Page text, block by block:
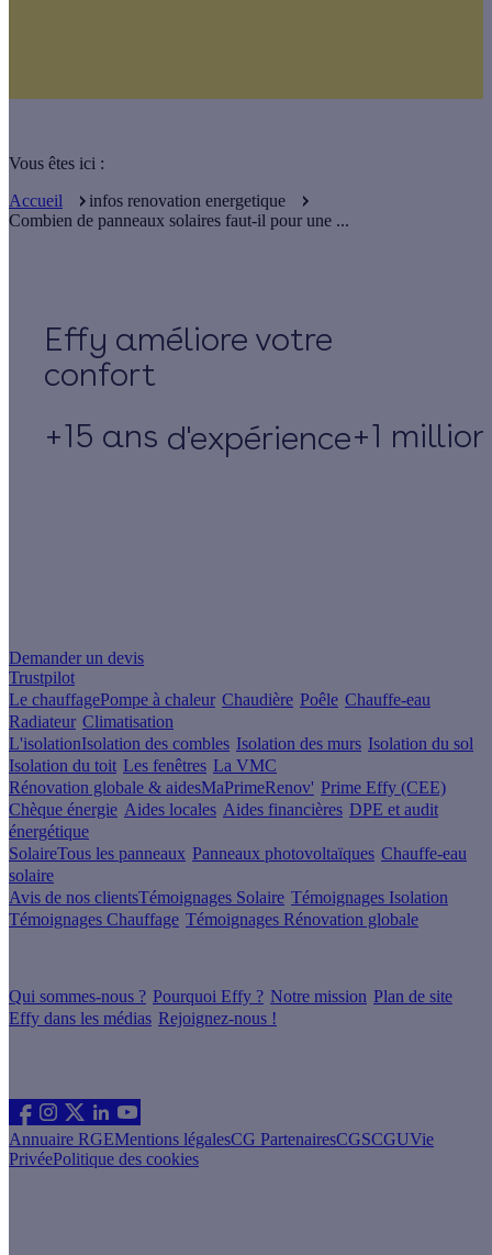
Vous êtes ici :
Accueil
infos renovation energetique
Combien de panneaux solaires faut-il pour une ...
Effy
+15 ans d'expérience+1
Demander un devis
Trustpilot
Le chauffagePompe à chaleur Chaudière Poêle Chauffe-eau
Radiateur Climatisation
L'isolationIsolation des combles Isolation des murs Isolation du sol
Isolation du toit Les fenêtres La VMC
Rénovation globale & aidesMaPrimeRenov' Prime Effy (CEE)
Chèque énergie Aides locales Aides financières DPE et audit
énergétique
SolaireTous les panneaux Panneaux photovoltaïques Chauffe-eau
solaire
Avis de nos clientsTémoignages Solaire Témoignages Isolation
Témoignages Chauffage Témoignages Rénovation globale
Qui sommes-nous ? Pourquoi Effy ? Notre mission Plan de site
Effy dans les médias Rejoignez-nous !
Annuaire RGEMentions légalesCG PartenairesCGSCGUVie
PrivéePolitique des cookies